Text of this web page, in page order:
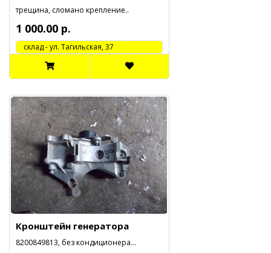
трещина, сломано крепление..
1 000.00 р.
cклад - ул. Тагильская, 37
Кронштейн генератора
8200849813, без кондиционера...